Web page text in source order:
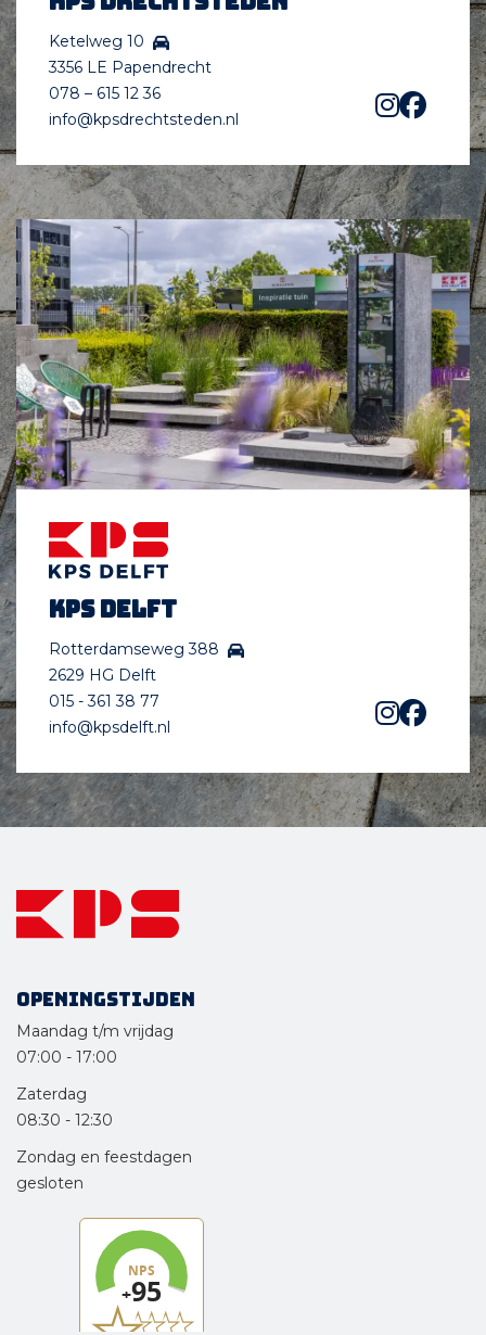
Ketelweg 10
3356 LE Papendrecht
078 – 615 12 36
info@kpsdrechtsteden.nl
KPS Delft
Rotterdamseweg 388
2629 HG Delft
015 - 361 38 77
info@kpsdelft.nl
Openingstijden
Maandag t/m vrijdag
07:00 - 17:00
Zaterdag
08:30 - 12:30
Zondag en feestdagen
gesloten